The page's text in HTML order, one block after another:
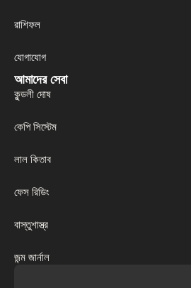
রাশিফল
যোগাযোগ
আমাদের সেবা
কুন্ডলী দোষ
কেপি সিস্টেম
লাল কিতাব
ফেস রিডিং
বাস্তুশাস্ত্র
জন্ম জার্নাল